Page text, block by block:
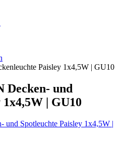
Paisley 1x4,5W | GU10
Decken- und
| GU10